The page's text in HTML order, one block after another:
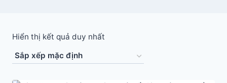
Hiển thị kết quả duy nhất